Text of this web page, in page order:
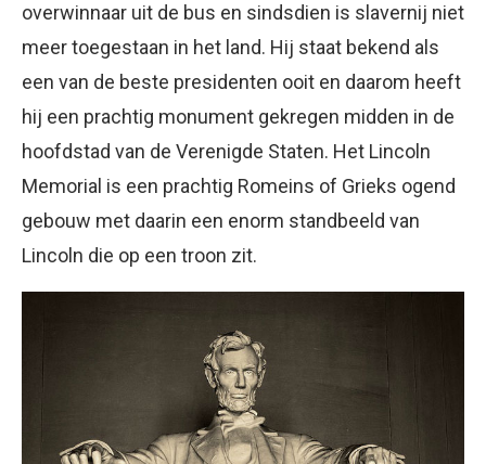
overwinnaar uit de bus en sindsdien is slavernij niet
meer toegestaan in het land. Hij staat bekend als
een van de beste presidenten ooit en daarom heeft
hij een prachtig monument gekregen midden in de
hoofdstad van de Verenigde Staten. Het Lincoln
Memorial is een prachtig Romeins of Grieks ogend
gebouw met daarin een enorm standbeeld van
Lincoln die op een troon zit.